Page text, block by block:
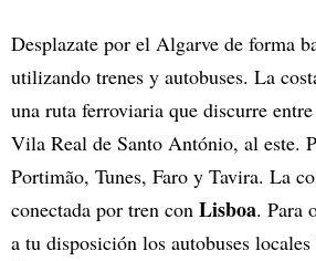
Desplazate por el Algarve de forma
utilizando trenes y autobuses. La
una ruta ferroviaria que discurre
Vila Real de Santo António, al este.
Portimão, Tunes, Faro y Tavira. La
conectada por tren con Lisboa. Para
a tu disposición los autobuses